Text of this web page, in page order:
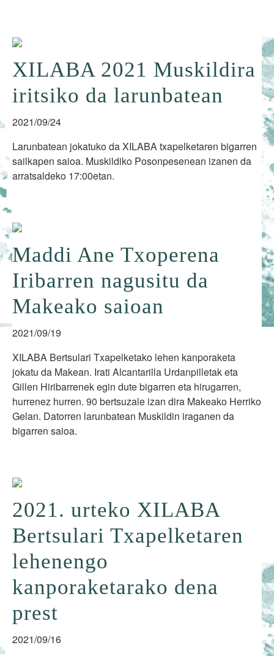
XILABA 2021 Muskildira
iritsiko da larunbatean
2021/09/24
Larunbatean jokatuko da XILABA txapelketaren bigarren
sailkapen saioa. Muskildiko Posonpesenean izanen da
arratsaldeko 17:00etan.
Maddi Ane Txoperena
Iribarren nagusitu da
Makeako saioan
2021/09/19
XILABA Bertsulari Txapelketako lehen kanporaketa
jokatu da Makean. Irati Alcantarilla Urdanpilletak eta
Gillen Hiribarrenek egin dute bigarren eta hirugarren,
hurrenez hurren. 90 bertsuzale izan dira Makeako Herriko
Gelan. Datorren larunbatean Muskildin iraganen da
bigarren saioa.
2021. urteko XILABA
Bertsulari Txapelketaren
lehenengo
kanporaketarako dena
prest
2021/09/16